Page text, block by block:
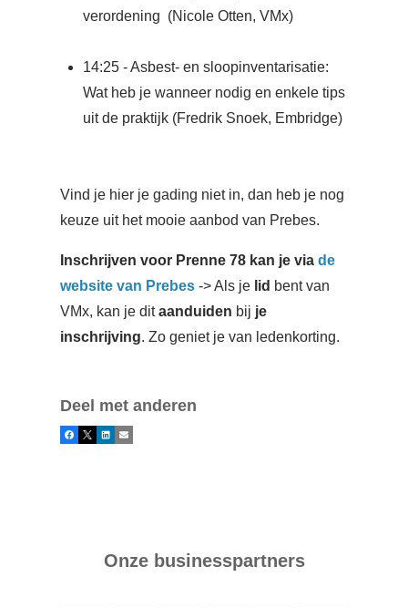
verordening (Nicole Otten, VMx)
14:25 - Asbest- en sloopinventarisatie:
Wat heb je wanneer nodig en enkele tips
uit de praktijk (Fredrik Snoek, Embridge)
Vind je hier je gading niet in, dan heb je nog
keuze uit het mooie aanbod van Prebes.
Inschrijven voor Prenne 78 kan je viade
website van Prebes -> Als je lid bent van
VMx, kan je ditaanduiden bij je
inschrijving.Zo geniet je van ledenkorting.
Deel met anderen
Facebook
X LinkedInE-mail
Onze businesspartners